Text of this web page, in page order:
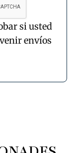
si usted
envíos